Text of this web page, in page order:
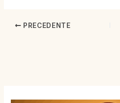
PRECEDENTE